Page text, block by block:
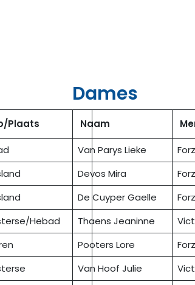
Plaats
Hebad
Dames
Naam
Van Parys Lieke
Devos Mira
De Cuyper Gaelle
Thaens Jeaninne
Pooters Lore
Van Hoof Julie